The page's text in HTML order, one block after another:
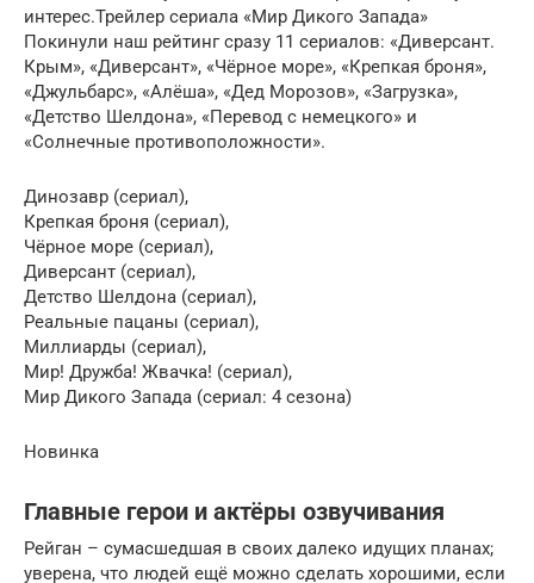
интерес.Трейлер сериала «Мир Дикого Запада»
Покинули наш рейтинг сразу 11 сериалов: «Диверсант.
Крым», «Диверсант», «Чёрное море», «Крепкая броня»,
«Джульбарс», «Алёша», «Дед Морозов», «Загрузка»,
«Детство Шелдона», «Перевод с немецкого» и
«Солнечные противоположности».
Динозавр (сериал),
Крепкая броня (сериал),
Чёрное море (сериал),
Диверсант (сериал),
Детство Шелдона (сериал),
Реальные пацаны (сериал),
Миллиарды (сериал),
Мир! Дружба! Жвачка! (сериал),
Мир Дикого Запада (сериал: 4 сезона)
Новинка
Главные герои и актёры озвучивания
Рейган – сумасшедшая в своих далеко идущих планах;
уверена, что людей ещё можно сделать хорошими, если